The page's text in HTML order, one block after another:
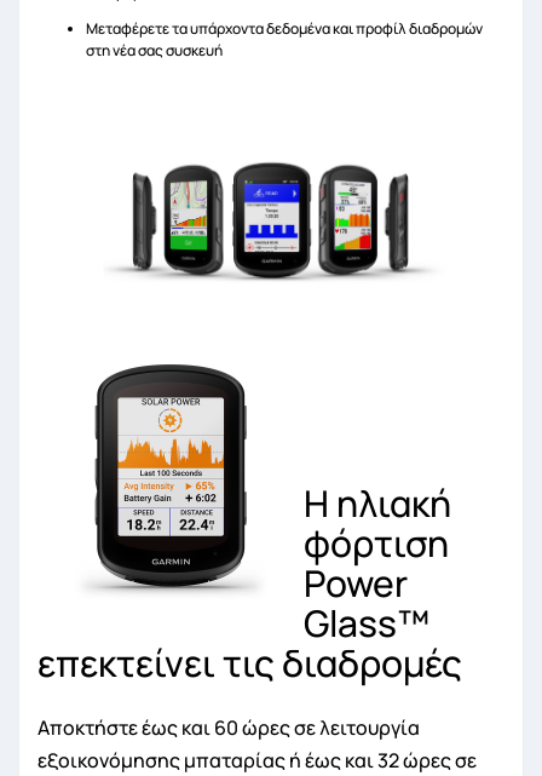
Μεταφέρετε τα υπάρχοντα δεδομένα και προφίλ διαδρομών
στη νέα σας συσκευή
Η ηλιακή
φόρτιση
Power
Glass™
επεκτείνει τις διαδρομές
Αποκτήστε έως και 60 ώρες σε λειτουργία
εξοικονόμησης μπαταρίας ή έως και 32 ώρες σε